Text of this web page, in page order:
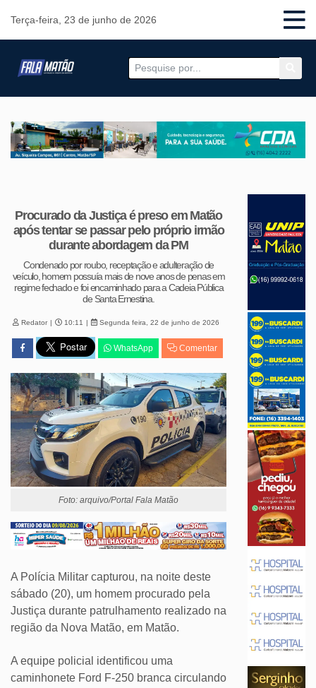
Terça-feira, 23 de junho de 2026
Procurado da Justiça é preso em Matão
após tentar se passar pelo próprio irmão
durante abordagem da PM
Condenado por roubo, receptação e adulteração de
veículo, homem possuía mais de nove anos de penas em
regime fechado e foi encaminhado para a Cadeia Pública
de Santa Ernestina.
Redator 10:11 Segunda feira, 22 de junho de 2026
WhatsApp Comentar
Foto: arquivo/Portal Fala Matão
A Polícia Militar capturou, na noite deste
sábado (20), um homem procurado pela
Justiça durante patrulhamento realizado na
região da Nova Matão, em Matão.
A equipe policial identificou uma
caminhonete Ford F-250 branca circulando